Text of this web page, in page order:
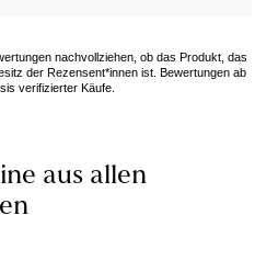
Der Umfang des BHs
76 cm. Für eine Größe
größeren Umfang
Größe 90. Allerdings
die Cupgröße, was die
Passform unnötig
nachvollziehen, ob das Produkt, das
der Rezensent*innen ist. Bewertungen ab
verifizierter Käufe.
aus allen